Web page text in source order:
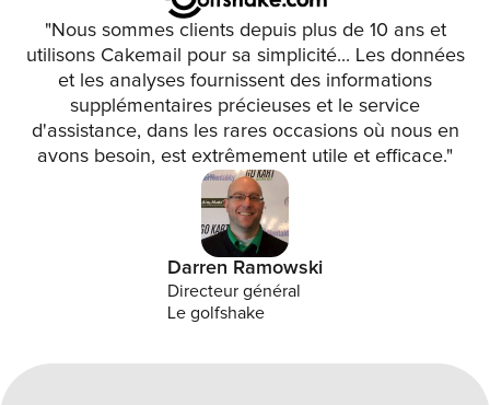
"Nous sommes clients depuis plus de 10 ans et
utilisons Cakemail pour sa simplicité... Les données
et les analyses fournissent des informations
supplémentaires précieuses et le service
d'assistance, dans les rares occasions où nous en
avons besoin, est extrêmement utile et efficace."
Darren Ramowski
Directeur général
Le golfshake